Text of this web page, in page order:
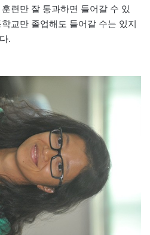
련만 잘 통과하면 들어갈 수 있
교만 졸업해도 들어갈 수는 있지
.